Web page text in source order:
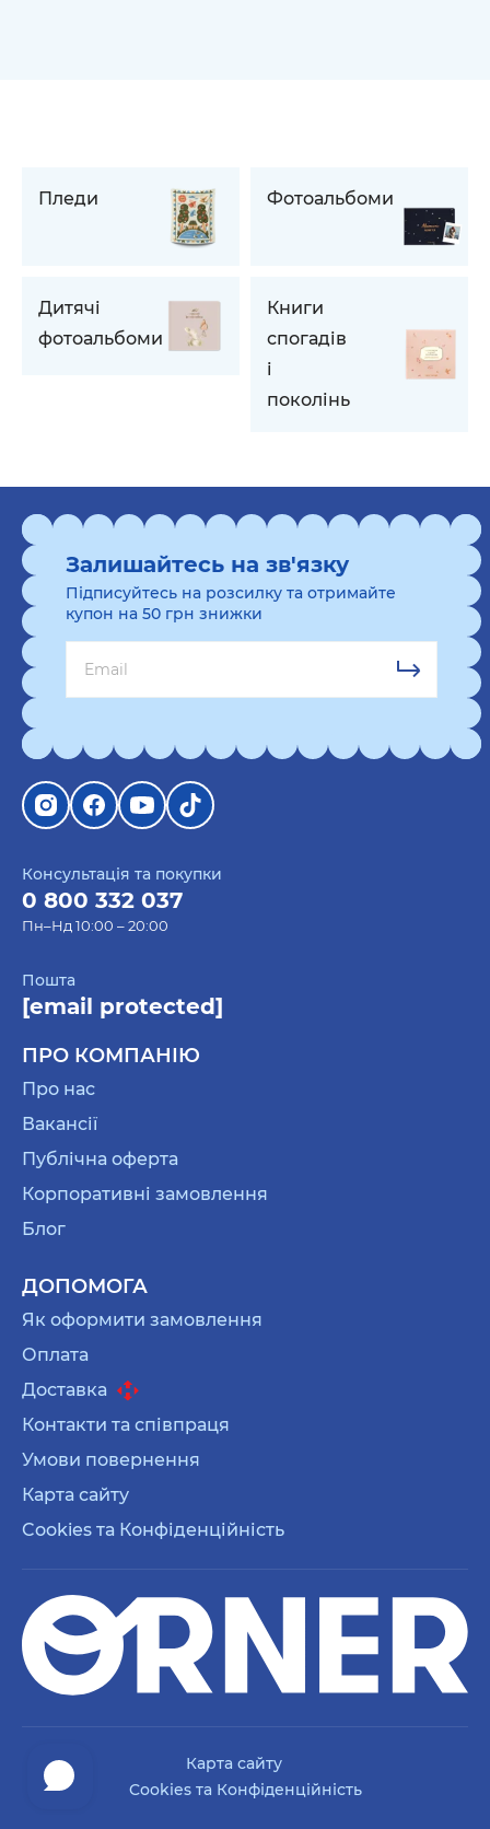
Пледи Фотоальбоми
Дитячі
фотоальбоми
Книги
спогадів
і
поколінь
Консультація та покупки
0 800 332 037
Пн–Нд 10:00 – 20:00
Пошта
[email protected]
ПРО КОМПАНІЮ
Про нас
Вакансії
Публічна оферта
Корпоративні замовлення
Блог
ДОПОМОГА
Як оформити замовлення
Оплата
Доставка
Контакти та співпраця
Умови повернення
Карта сайту
Cookies та Конфіденційність
Залишайтесь на зв'язку
Підписуйтесь на розсилку та отримайте
купон на 50 грн знижки
Карта сайту
Cookies та Конфіденційність